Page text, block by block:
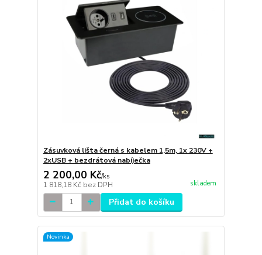
Zásuvková lišta černá s kabelem 1,5m, 1x 230V +
2xUSB + bezdrátová nabíječka
2 200,00 Kč/ks
1 818,18 Kč bez DPH skladem
Přidat do košíku
Novinka